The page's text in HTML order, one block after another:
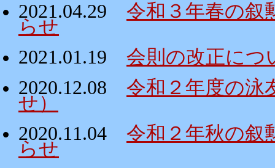
2021.04.29
令和３年春の叙
らせ
2021.01.19
会則の改正につ
2020.12.08
令和２年度の泳
せ）
2020.11.04
令和２年秋の叙
らせ